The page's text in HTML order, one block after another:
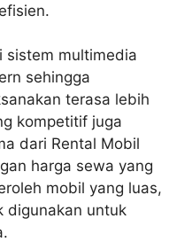
sistem multimedia
sehingga
terasa lebih
kompetitif juga
dari Rental Mobil
harga sewa yang
mobil yang luas,
digunakan untuk